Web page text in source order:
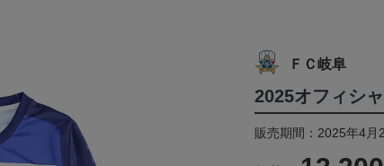
ＦＣ岐阜
2025オフィシ
販売期間：2025年4月